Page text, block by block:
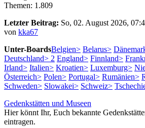
Themen: 1.809
Letzter Beitrag: So, 02. August 2026,
von kka67
Unter-BoardsBelgien> Belarus>
Deutschland> 2 England> Finnland>
Irland> Italien> Kroatien> Luxemburg>
Österreich> Polen> Portugal> Rumänien>
Schweden> Slowakei> Schweiz>
Gedenkstätten und Museen
Hier könnt Ihr, Euch bekannte
eintragen.